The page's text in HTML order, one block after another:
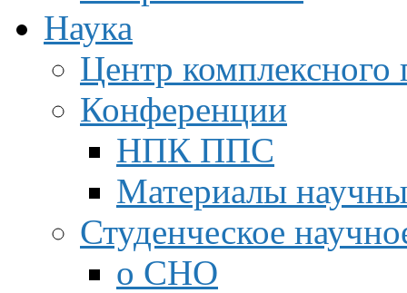
Наука
Центр
Конференции
НПК ППС
Материалы
Студенческое
о СНО